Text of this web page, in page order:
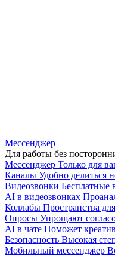
Мессенджер
Для работы без
Мессенджер Только для
Каналы Удобно делиться
Видеозвонки Бесплатные
AI в видеозвонках
Коллабы Пространства
Опросы Упрощают
AI в чате Поможет
Безопасность Высокая
Мобильный мессенджер